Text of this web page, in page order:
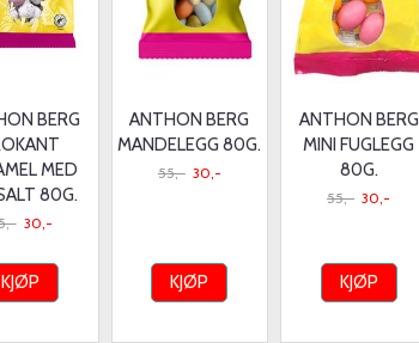
BERG
MED
80G.
30,-
KJØP
ANTHON BERG
MANDELEGG 80G.
55,- 30,-
KJØP
ANTHON BERG
MINI FUGLEGG
80G.
55,- 30,-
KJØP